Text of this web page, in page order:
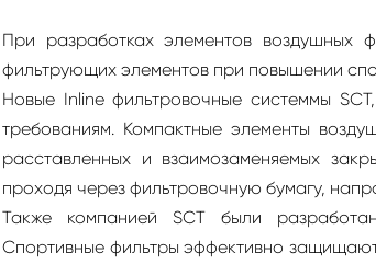
При разработках элементов воздушных
фильтрующих элементов при повышении
Новые Inline фильтровочные системмы
требованиям. Компактные элементы
расставленных и взаимозаменяемых
проходя через фильтровочную бумагу,
Также компанией SCT были
Спортивные фильтры эффективно